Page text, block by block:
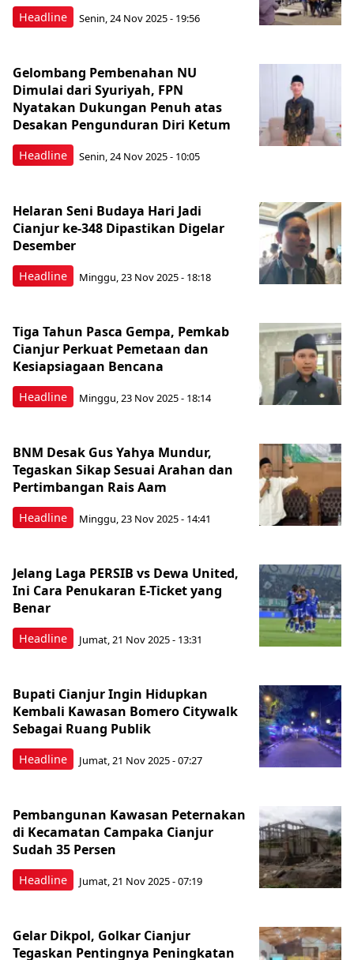
Headline Senin, 24 Nov 2025 - 19:56
Headline
Gelombang Pembenahan NU
Dimulai dari Syuriyah, FPN
Nyatakan Dukungan Penuh atas
Desakan Pengunduran Diri Ketum
Senin, 24 Nov 2025 - 10:05
Headline
Helaran Seni Budaya Hari Jadi
Cianjur ke-348 Dipastikan Digelar
Desember
Minggu, 23 Nov 2025 - 18:18
Headline
Tiga Tahun Pasca Gempa, Pemkab
Cianjur Perkuat Pemetaan dan
Kesiapsiagaan Bencana
Minggu, 23 Nov 2025 - 18:14
Headline
BNM Desak Gus Yahya Mundur,
Tegaskan Sikap Sesuai Arahan dan
Pertimbangan Rais Aam
Minggu, 23 Nov 2025 - 14:41
Headline
Jelang Laga PERSIB vs Dewa United,
Ini Cara Penukaran E-Ticket yang
Benar
Jumat, 21 Nov 2025 - 13:31
Headline
Bupati Cianjur Ingin Hidupkan
Kembali Kawasan Bomero Citywalk
Sebagai Ruang Publik
Jumat, 21 Nov 2025 - 07:27
Headline
Pembangunan Kawasan Peternakan
di Kecamatan Campaka Cianjur
Sudah 35 Persen
Jumat, 21 Nov 2025 - 07:19
Gelar Dikpol, Golkar Cianjur
Tegaskan Pentingnya Peningkatan